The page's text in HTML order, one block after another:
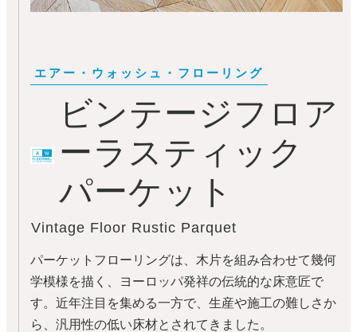
ビンテージフロア
ーラスティック
パーケット
Vintage Floor Rustic Parquet
パーケットフローリングは、木片を組み合わせて幾何
学模様を描く、ヨーロッパ発祥の伝統的な床意匠で
す。近年注目を集める一方で、生産や施工の難しさか
ら、汎用性の低い床材とされてきました。